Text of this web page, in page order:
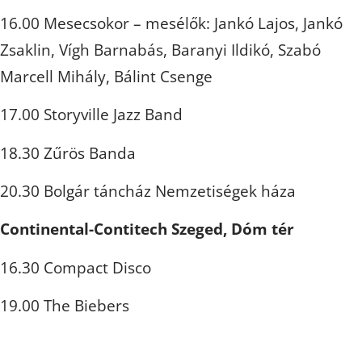
16.00 Mesecsokor – mesélők: Jankó Lajos, Jankó
Zsaklin, Vígh Barnabás, Baranyi Ildikó, Szabó
Marcell Mihály, Bálint Csenge
17.00 Storyville Jazz Band
18.30 Zűrös Banda
20.30 Bolgár táncház Nemzetiségek háza
Continental-Contitech Szeged, Dóm tér
16.30 Compact Disco
19.00 The Biebers